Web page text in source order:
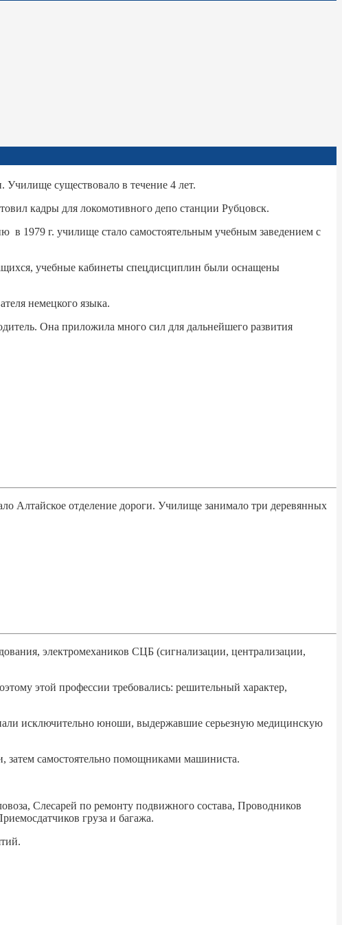
существовало в течение 4 лет.
кадры для локомотивного депо станции Рубцовск.
в 1979 г. училище стало самостоятельным учебным заведением с
учебные кабинеты спецдисциплин были оснащены
немецкого языка.
Она приложила много сил для дальнейшего развития
Алтайское отделение дороги. Училище занимало три деревянных
электромехаников СЦБ (сигнализации, централизации,
этой профессии требовались: решительный характер,
исключительно юноши, выдержавшие серьезную медицинскую
затем самостоятельно помощниками машиниста.
Слесарей по ремонту подвижного состава, Проводников
груза и багажа.